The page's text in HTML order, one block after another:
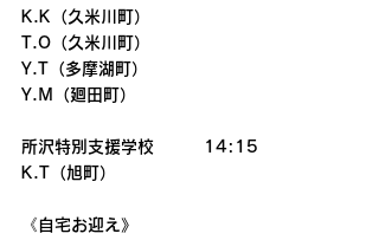
K.K（久米川町）
T.O（久米川町）
Y.T（多摩湖町）
Y.M（廻田町）
所沢特別支援学校　　　14:15
K.T（旭町）
《自宅お迎え》